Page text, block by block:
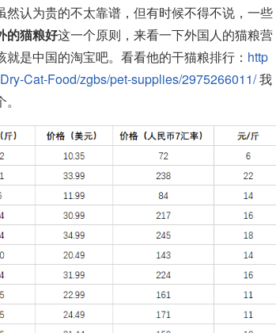
认为贵的不太靠谱，但有时候不得不说，一些
的猫粮好这一个原则，来看一下外国人的猫粮营
是中国的淘宝吧。看看他的干猫粮排行： http
Cat-Food/zgbs/pet-supplies/2975266011/我